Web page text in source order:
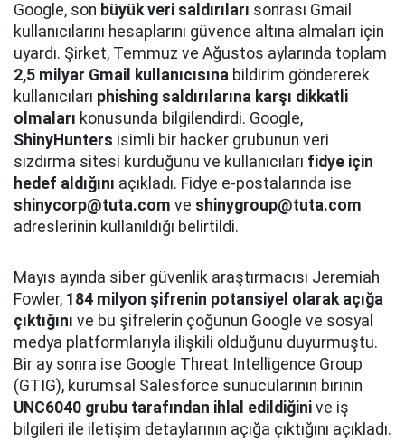
Google, son büyük veri saldırıları sonrası Gmail
kullanıcılarını hesaplarını güvence altına almaları için
uyardı. Şirket, Temmuz ve Ağustos aylarında toplam
2,5 milyar Gmail kullanıcısına bildirim göndererek
kullanıcıları phishing saldırılarına karşı dikkatli
olmaları konusunda bilgilendirdi. Google,
ShinyHunters isimli bir hacker grubunun veri
sızdırma sitesi kurduğunu ve kullanıcıları fidye için
hedef aldığını açıkladı. Fidye e-postalarında ise
shinycorp@tuta.com ve shinygroup@tuta.com
adreslerinin kullanıldığı belirtildi.
Mayıs ayında siber güvenlik araştırmacısı Jeremiah
Fowler, 184 milyon şifrenin potansiyel olarak açığa
çıktığını ve bu şifrelerin çoğunun Google ve sosyal
medya platformlarıyla ilişkili olduğunu duyurmuştu.
Bir ay sonra ise Google Threat Intelligence Group
(GTIG), kurumsal Salesforce sunucularının birinin
UNC6040 grubu tarafından ihlal edildiğini ve iş
bilgileri ile iletişim detaylarının açığa çıktığını açıkladı.